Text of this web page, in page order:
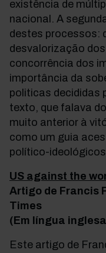
existência de
nacional. A
destes processos:
desvalorização
concorrência dos
importância da
politicas decididas
texto, que falava
muito anterior à
como um guia
político-
US against the
Artigo de Francis
Times
(Em língua
Este artigo de